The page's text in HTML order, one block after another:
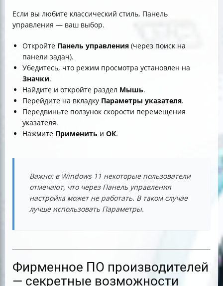
Если вы любите классический стиль, Панель
управления — ваш выбор.
Откройте Панель управления (через поиск на
панели задач).
Убедитесь, что режим просмотра установлен на
Значки.
Найдите и откройте раздел Мышь.
Перейдите на вкладку Параметры указателя.
Передвиньте ползунок скорости перемещения
указателя.
Нажмите Применить и ОК.
Важно: в Windows 11 некоторые пользователи
отмечают, что через Панель управления
настройка может не работать. В таком случае
лучше использовать Параметры.
Фирменное ПО производителей
— секретные возможности